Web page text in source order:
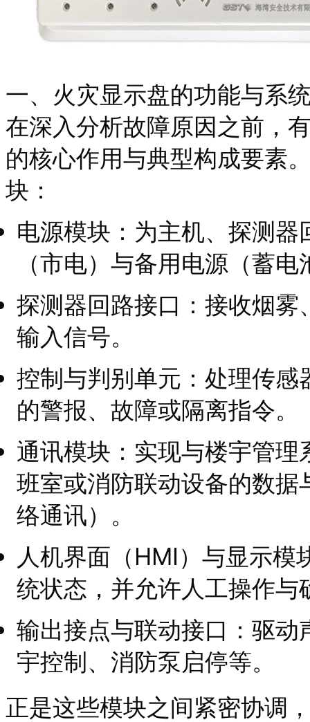
一、火灾显示盘的功能与系
在深入分析故障原因之前，
的核心作用与典型构成要素
块：
电源模块：为主机、探测
（市电）与备用电源（蓄
探测器回路接口：接收烟
输入信号。
控制与判别单元：处理传
的警报、故障或隔离指令。
通讯模块：实现与楼宇管
班室或消防联动设备的数
络通讯）。
人机界面（HMI）与显示模
统状态，并允许人工操作与
输出接点与联动接口：驱
宇控制、消防泵启停等。
正是这些模块之间紧密协调